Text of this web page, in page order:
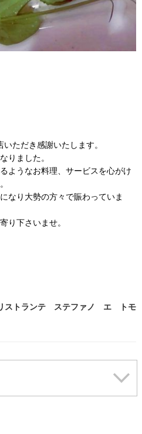
ただき感謝いたします。
りました。
ようなお料理、サービスを心がけ
なり大勢の方々で賑わっていま
り下さいませ。
リストランテ ステファノ エ トモ